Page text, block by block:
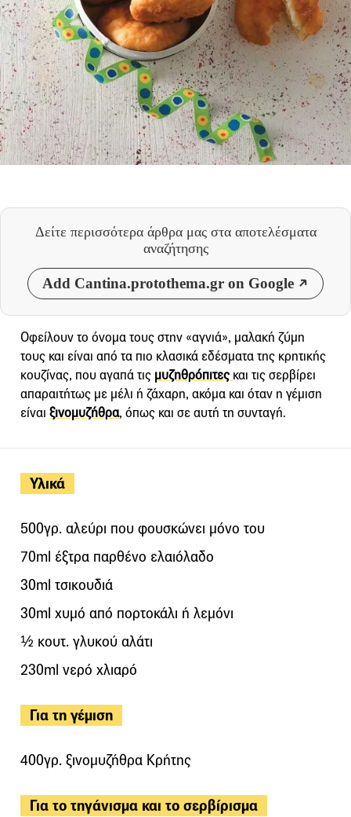
Δείτε περισσότερα άρθρα μας στα αποτελέσματα
αναζήτησης
Add Cantina.protothema.gr on Google
Υλικά
500γρ. αλεύρι που φουσκώνει μόνο του
70ml έξτρα παρθένο ελαιόλαδο
30ml τσικουδιά
30ml χυμό από πορτοκάλι ή λεμόνι
½ κουτ. γλυκού αλάτι
230ml νερό χλιαρό
Για τη γέμιση
400γρ. ξινομυζήθρα Κρήτης
Για το τηγάνισμα και το σερβίρισμα
Οφείλουν το όνομα τους στην «αγνιά», μαλακή ζύμη
τους και είναι από τα πιο κλασικά εδέσματα της κρητικής
κουζίνας, που αγαπά τις μυζηθρόπιτες και τις σερβίρει
απαραιτήτως με μέλι ή ζάχαρη, ακόμα και όταν η γέμιση
είναι ξινομυζήθρα, όπως και σε αυτή τη συνταγή.